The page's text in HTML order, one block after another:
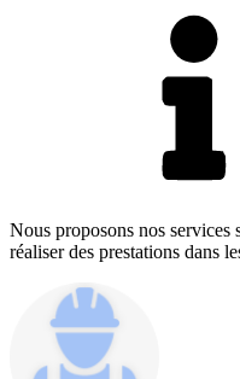
Nous proposons nos services
réaliser des prestations dans